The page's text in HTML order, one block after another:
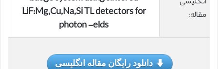
مقاله:
LiF:Mg,Cu,Na,Si TL detectors for
photon -elds
دانلود رایگان مقاله انگلیسی